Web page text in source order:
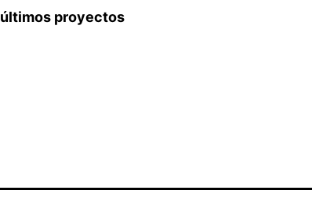
últimos proyectos